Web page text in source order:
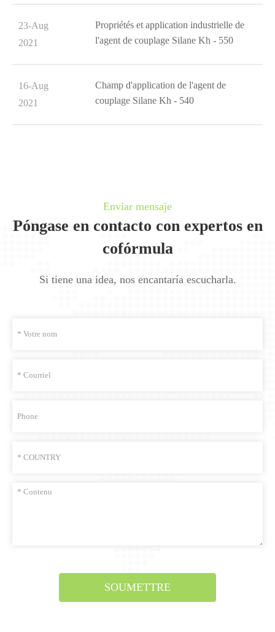
23-Aug
2021
Propriétés et application industrielle de
l'agent de couplage Silane Kh - 550
16-Aug
2021
Champ d'application de l'agent de
couplage Silane Kh - 540
Enviar mensaje
Póngase en contacto con expertos en
cofórmula
Si tiene una idea, nos encantaría escucharla.
SOUMETTRE